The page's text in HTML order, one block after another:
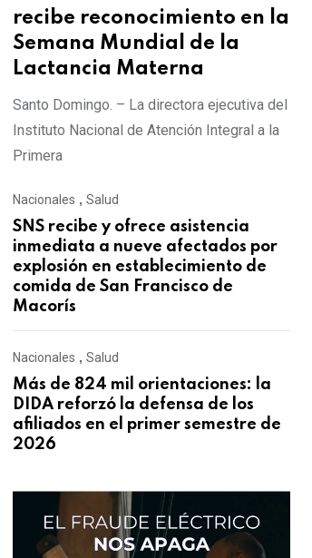
recibe reconocimiento en la
Semana Mundial de la
Lactancia Materna
Santo Domingo. – La directora ejecutiva del
Instituto Nacional de Atención Integral a la
Primera
Nacionales , Salud
SNS recibe y ofrece asistencia
inmediata a nueve afectados por
explosión en establecimiento de
comida de San Francisco de
Macorís
Nacionales , Salud
Más de 824 mil orientaciones: la
DIDA reforzó la defensa de los
afiliados en el primer semestre de
2026